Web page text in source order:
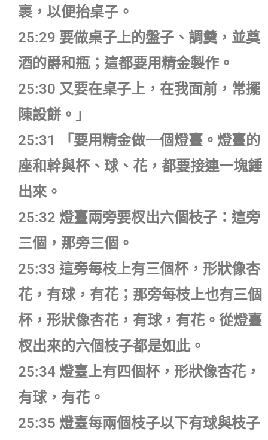
裹，以便抬桌子。
25:29 要做桌子上的盤子、調羹，並奠
酒的爵和瓶；這都要用精金製作。
25:30 又要在桌子上，在我面前，常擺
陳設餅。」
25:31 「要用精金做一個燈臺。燈臺的
座和幹與杯、球、花，都要接連一塊錘
出來。
25:32 燈臺兩旁要杈出六個枝子：這旁
三個，那旁三個。
25:33 這旁每枝上有三個杯，形狀像杏
花，有球，有花；那旁每枝上也有三個
杯，形狀像杏花，有球，有花。從燈臺
杈出來的六個枝子都是如此。
25:34 燈臺上有四個杯，形狀像杏花，
有球，有花。
25:35 燈臺每兩個枝子以下有球與枝子